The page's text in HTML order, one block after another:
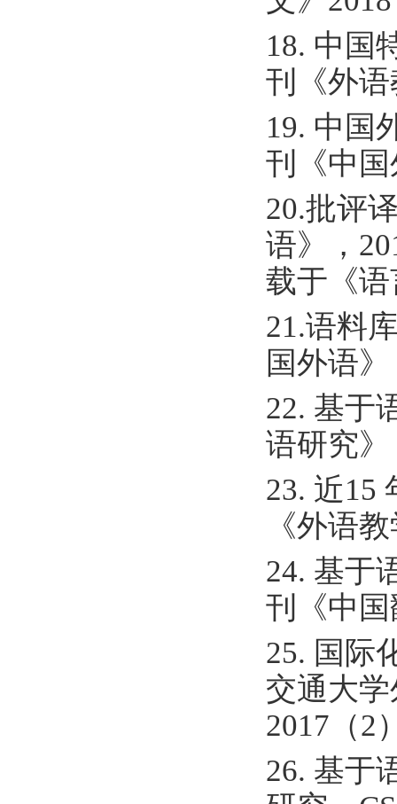
18. 中国
刊《外
19. 中国
刊《中
20.批评
语》，
载于《
21.语料
国外语
22. 基于
语研究
23. 近15
《外语
24. 基于
刊《中
25. 国际
交通大
2017（2
26. 基于